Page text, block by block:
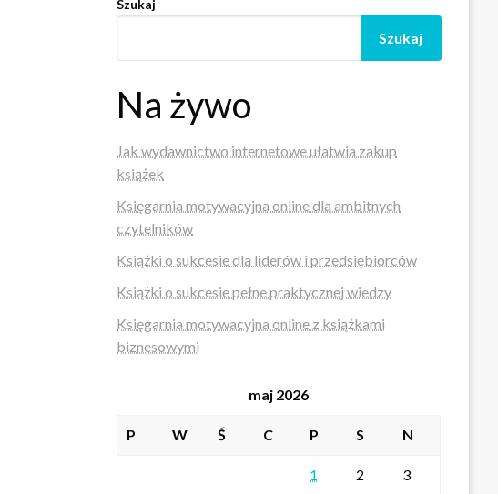
Szukaj
Szukaj
Na żywo
Jak wydawnictwo internetowe ułatwia zakup
książek
Księgarnia motywacyjna online dla ambitnych
czytelników
Książki o sukcesie dla liderów i przedsiębiorców
Książki o sukcesie pełne praktycznej wiedzy
Księgarnia motywacyjna online z książkami
biznesowymi
maj 2026
P W Ś C P S N
1 2 3